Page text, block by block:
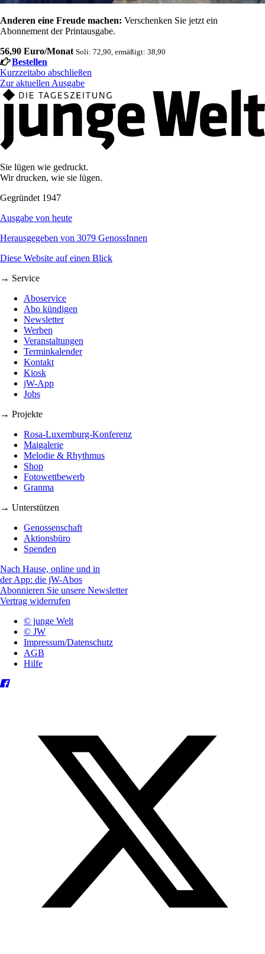
Anderen eine Freude machen: Verschenken Sie jetzt ein
Abonnement der Printausgabe.
56,90 Euro/Monat Soli: 72,90, ermäßigt: 38,90
Bestellen
Kurzzeitabo abschließen
Zur aktuellen Ausgabe
Sie lügen wie gedruckt.
Wir drucken, wie sie lügen.
Gegründet 1947
Ausgabe von heute
Herausgegeben von 3079 GenossInnen
Diese Website auf einen Blick
→ Service
Aboservice
Abo kündigen
Newsletter
Werben
Veranstaltungen
Terminkalender
Kontakt
Kiosk
jW-App
Jobs
→ Projekte
Rosa-Luxemburg-Konferenz
Maigalerie
Melodie & Rhythmus
Shop
Fotowettbewerb
Granma
→ Unterstützen
Genossenschaft
Aktionsbüro
Spenden
Nach Hause, online und in
der App: die jW-Abos
Abonnieren Sie unsere Newsletter
Vertrag widerrufen
© junge Welt
© JW
Impressum/Datenschutz
AGB
Hilfe